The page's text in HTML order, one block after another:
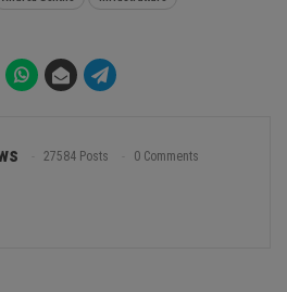
27584 Posts 0 Comments